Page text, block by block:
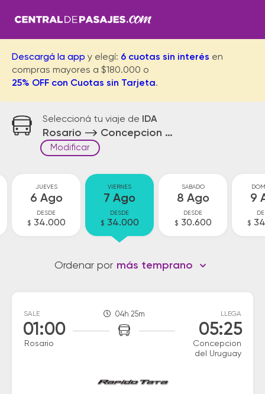
Descargá la app y elegí: 6 cuotas sin interés en
compras mayores a $180.000 o
25% OFF con Cuotas sin Tarjeta.
Seleccioná tu viaje de IDA
Rosario Concepcion del Uruguay
Modificar
JUEVES
6 Ago
DESDE
$ 34.000
VIERNES
7 Ago
DESDE
$ 34.000
SABADO
8 Ago
DESDE
$ 30.600
9
$
Ordenar por más temprano
SALE
01:00
Rosario
04h 25m LLEGA
05:25
Concepcion
del Uruguay